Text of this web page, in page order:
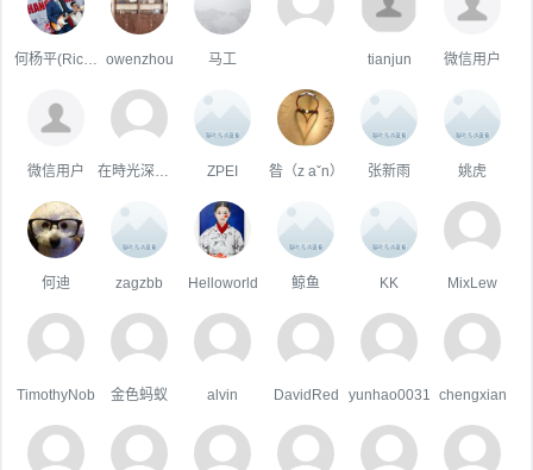
owenzhou 马工 tianjun 微信用户
微信用户 ZPEI 昝（z aˇn） 张新雨 姚虎
何迪 zagzbb Helloworld 鲸鱼 KK MixLew
TimothyNob 金色蚂蚁 alvin DavidRed yunhao0031 chengxian